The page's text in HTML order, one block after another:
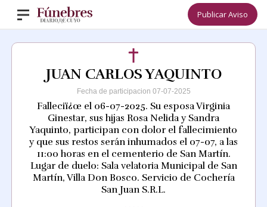
Publicar Aviso
JUAN CARLOS YAQUINTO
Fecha de participacion 07-07-2025
Falleciï¿œ el 06-07-2025. Su esposa Virginia
Ginestar, sus hijas Rosa Nelida y Sandra
Yaquinto, participan con dolor el fallecimiento
y que sus restos serán inhumados el 07-07, a las
11:00 horas en el cementerio de San Martín.
Lugar de duelo: Sala velatoria Municipal de San
Martín, Villa Don Bosco. Servicio de Cochería
San Juan S.R.L.